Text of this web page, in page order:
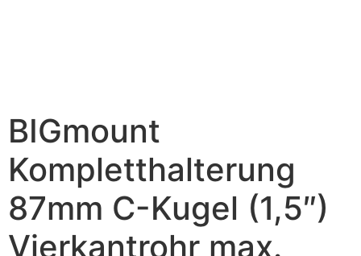
BIGmount
Kompletthalterung
87mm C-Kugel (1,5″)
Vierkantrohr max.